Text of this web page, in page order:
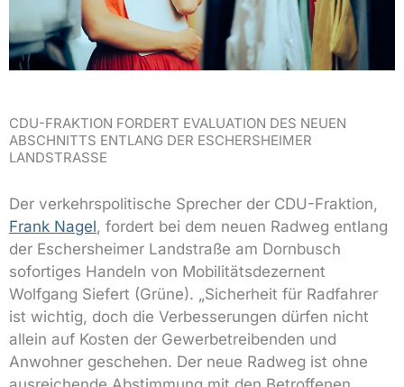
CDU-FRAKTION FORDERT EVALUATION DES NEUEN
ABSCHNITTS ENTLANG DER ESCHERSHEIMER
LANDSTRASSE
Der verkehrspolitische Sprecher der CDU-Fraktion,
Frank Nagel, fordert bei dem neuen Radweg entlang
der Eschersheimer Landstraße am Dornbusch
sofortiges Handeln von Mobilitätsdezernent
Wolfgang Siefert (Grüne). „Sicherheit für Radfahrer
ist wichtig, doch die Verbesserungen dürfen nicht
allein auf Kosten der Gewerbetreibenden und
Anwohner geschehen. Der neue Radweg ist ohne